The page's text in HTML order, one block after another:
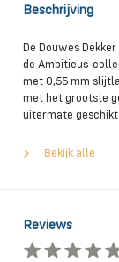
Beschrijving
De Douwes
de Ambitieus-
met 0,55 mm
met het grootste
uitermate
Bekijk alle
Reviews